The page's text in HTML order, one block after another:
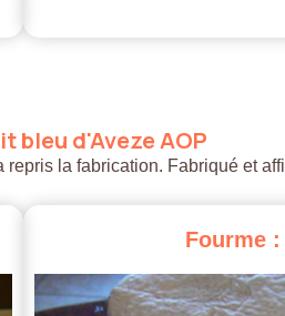
bleu d'AvezeAOP
la fabrication. Fabriqué et
Fourme :